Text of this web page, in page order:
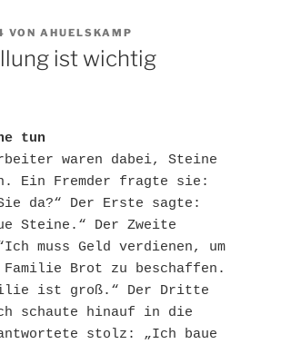
VON AHUELSKAMP
ist wichtig
tun
waren dabei, Steine
Ein Fremder fragte sie:
da?“ Der Erste sagte:
Steine.“ Der Zweite
muss Geld verdienen, um
Brot zu beschaffen.
ist groß.“ Der Dritte
schaute hinauf in die
antwortete stolz: „Ich baue